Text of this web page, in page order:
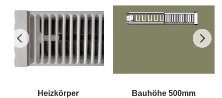
Heizkörper
Bauhöhe 500mm